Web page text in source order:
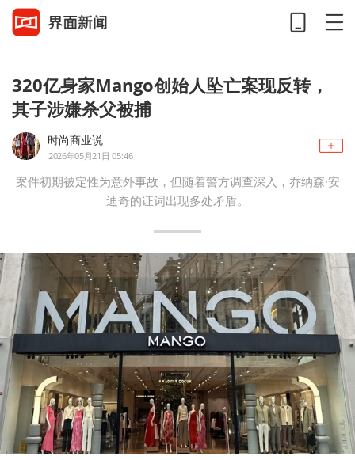
320亿身家Mango创始人坠亡案现反转，
其子涉嫌杀父被捕
时尚商业说
2026年05月21日 05:46
案件初期被定性为意外事故，但随着警方调查深入，乔纳森·安
迪奇的证词出现多处矛盾。